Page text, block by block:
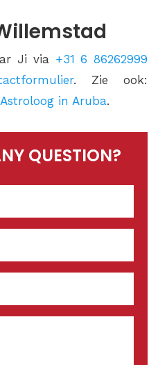
Ji via +31 6 86262999
. Zie ook:
Astroloog in Aruba.
QUESTION?